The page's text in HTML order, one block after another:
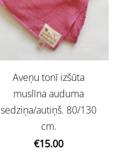
Aveņu tonī izšūta
muslīna auduma
sedziņa/autiņš. 80/130
cm.
€15.00